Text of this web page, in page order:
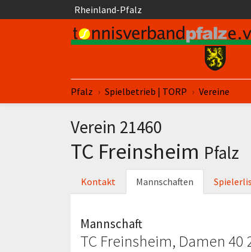
Springe zum SeiteninhaltRheinland-Pfalz
Sie sind hier:
Pfalz Spielbetrieb | TORP Vereine
Verein 21460
TC Freinsheim Pfalz
Kontakt Mannschaften
Mannschaft
TC Freinsheim, Damen 40